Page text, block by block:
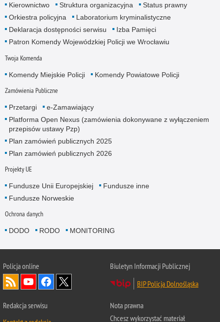
Kierownictwo Struktura organizacyjna
Status prawny
Orkiestra policyjna
Laboratorium kryminalistyczne
Deklaracja dostępności serwisu
Izba Pamięci
Patron Komendy Wojewódzkiej Policji we Wrocławiu
Twoja Komenda
Komendy Miejskie Policji Komendy Powiatowe Policji
Zamówienia Publiczne
Przetargi
e-Zamawiający
Platforma Open Nexus (zamówienia dokonywane z wyłączeniem
przepisów ustawy Pzp)
Plan zamówień publicznych 2025
Plan zamówień publicznych 2026
Projekty UE
Fundusze Unii Europejskiej
Fundusze inne
Fundusze Norweskie
Ochrona danych
DODO RODO MONITORING
Policjaonline
Biuletyn Informacji Publicznej
BIP Policja Dolnośląska
Redakcja serwisu
Nota prawna
Chcesz wykorzystać materiał